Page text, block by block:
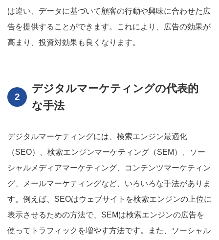
は違い、データに基づいて顧客の行動や興味に合わせた広
告を提供することができます。これにより、広告の効果が
高まり、投資対効果も良くなります。
デジタルマーケティングの代表的
な手法
デジタルマーケティングには、検索エンジン最適化
（SEO）、検索エンジンマーケティング（SEM）、ソー
シャルメディアマーケティング、コンテンツマーケティン
グ、メールマーケティングなど、いろいろな手法がありま
す。例えば、SEOはウェブサイトを検索エンジンの上位に
表示させるための方法で、SEMは検索エンジンの広告を
使ってトラフィックを増やす方法です。また、ソーシャル